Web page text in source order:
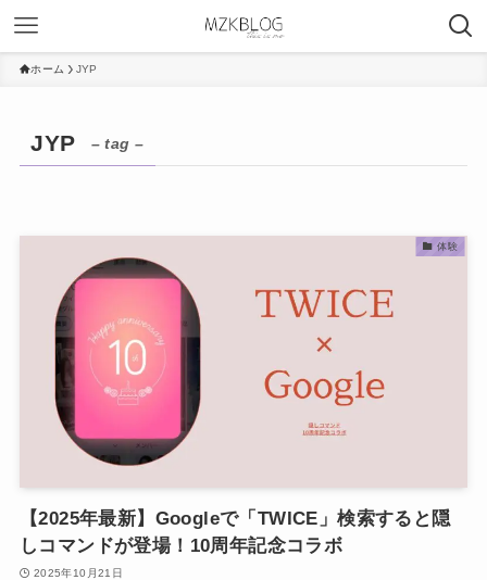
ホーム JYP
JYP – tag –
体験
【2025年最新】Googleで「TWICE」検索すると隠
しコマンドが登場！10周年記念コラボ
2025年10月21日